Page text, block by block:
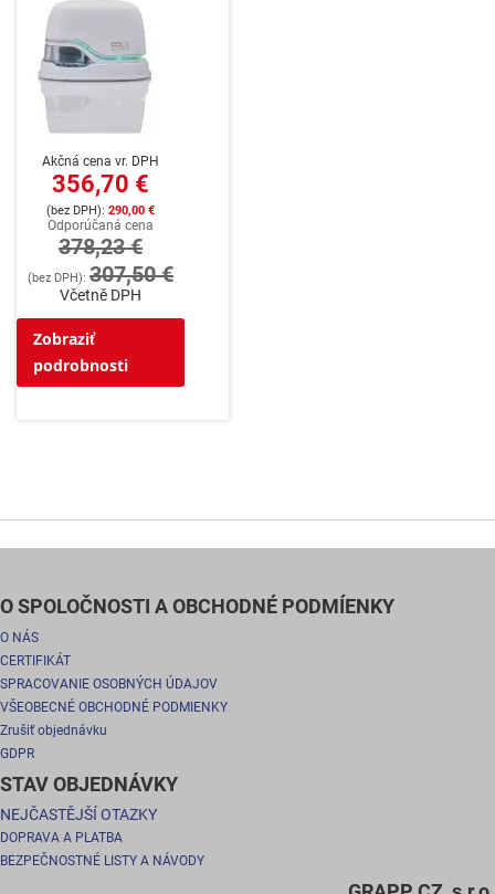
Akčná cena vr. DPH
356,70 €
290,00 €
Odporúčaná cena
378,23 €
307,50 €
Včetně DPH
Zobraziť
podrobnosti
O SPOLOČNOSTI A OBCHODNÉ PODMÍENKY
O NÁS
CERTIFIKÁT
SPRACOVANIE OSOBNÝCH ÚDAJOV
VŠEOBECNÉ OBCHODNÉ PODMIENKY
Zrušiť objednávku
GDPR
STAV OBJEDNÁVKY
NEJČASTĚJŠÍ OTAZKY
DOPRAVA A PLATBA
BEZPEČNOSTNÉ LISTY A NÁVODY